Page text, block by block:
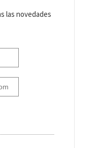
las novedades